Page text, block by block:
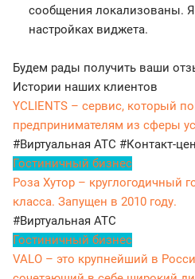
сообщения локализованы.
настройках виджета.
Будем рады получить ваши
Истории наших клиентов
YCLIENTS – сервис, который
предпринимателям из сферы
#Виртуальная АТС #Контакт-
Гостиничный бизнес
Роза Хутор – круглогодичный
класса. Запущен в 2010 году.
#Виртуальная АТС
Гостиничный бизнес
VALO – это крупнейший в